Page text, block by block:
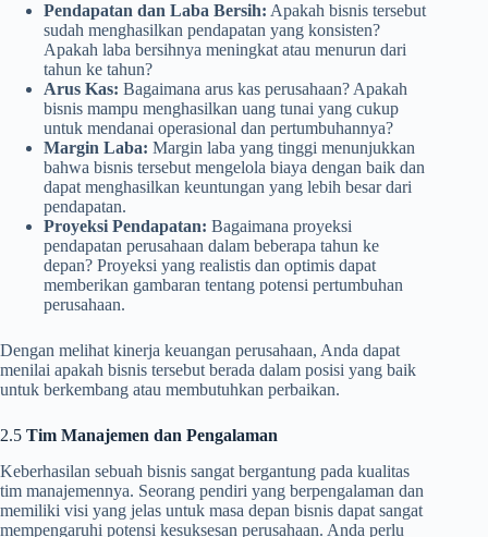
Pendapatan dan Laba Bersih: Apakah bisnis tersebut
sudah menghasilkan pendapatan yang konsisten?
Apakah laba bersihnya meningkat atau menurun dari
tahun ke tahun?
Arus Kas: Bagaimana arus kas perusahaan? Apakah
bisnis mampu menghasilkan uang tunai yang cukup
untuk mendanai operasional dan pertumbuhannya?
Margin Laba: Margin laba yang tinggi menunjukkan
bahwa bisnis tersebut mengelola biaya dengan baik dan
dapat menghasilkan keuntungan yang lebih besar dari
pendapatan.
Proyeksi Pendapatan: Bagaimana proyeksi
pendapatan perusahaan dalam beberapa tahun ke
depan? Proyeksi yang realistis dan optimis dapat
memberikan gambaran tentang potensi pertumbuhan
perusahaan.
Dengan melihat kinerja keuangan perusahaan, Anda dapat
menilai apakah bisnis tersebut berada dalam posisi yang baik
untuk berkembang atau membutuhkan perbaikan.
2.5 Tim Manajemen dan Pengalaman
Keberhasilan sebuah bisnis sangat bergantung pada kualitas
tim manajemennya. Seorang pendiri yang berpengalaman dan
memiliki visi yang jelas untuk masa depan bisnis dapat sangat
mempengaruhi potensi kesuksesan perusahaan. Anda perlu